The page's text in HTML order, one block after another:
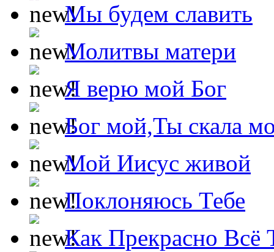
Мы будем славить
Молитвы матери
Я верю мой Бог
Бог мой,Ты скала
Мой Иисус живой
Поклоняюсь Тебе
Как Прекрасно Всё